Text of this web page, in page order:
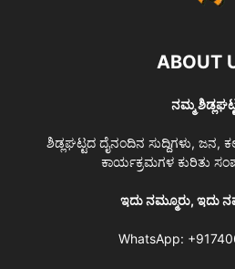
ABOUT
ನಮ್ಮ
ಶಿಡ್ಲಘಟ್ಟದ ದೈನಂದಿನ ಸುದ್ದಿಗಳು, ಜನ,
ಕಾರ್ಯಕ್ರಮಗಳ ಕುರಿತು
ಇದು ನಮ್ಮೂರು, ಇದು
WhatsApp: